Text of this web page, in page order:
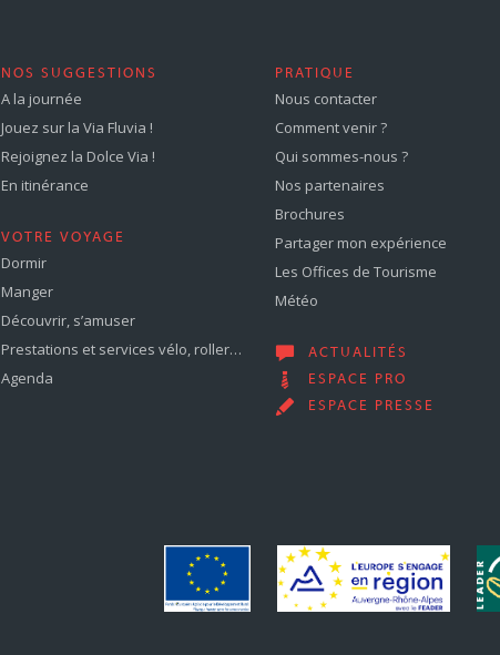
NOS SUGGESTIONS
A la journée
Jouez sur la Via Fluvia !
Rejoignez la Dolce Via !
En itinérance
VOTRE VOYAGE
Dormir
Manger
Découvrir, s’amuser
Prestations et services vélo, roller…
Agenda
PRATIQUE
Nous contacter
Comment venir ?
Qui sommes-nous ?
Nos partenaires
Brochures
Partager mon expérience
Les Offices de Tourisme
Météo
ACTUALITÉS
ESPACE PRO
ESPACE PRESSE